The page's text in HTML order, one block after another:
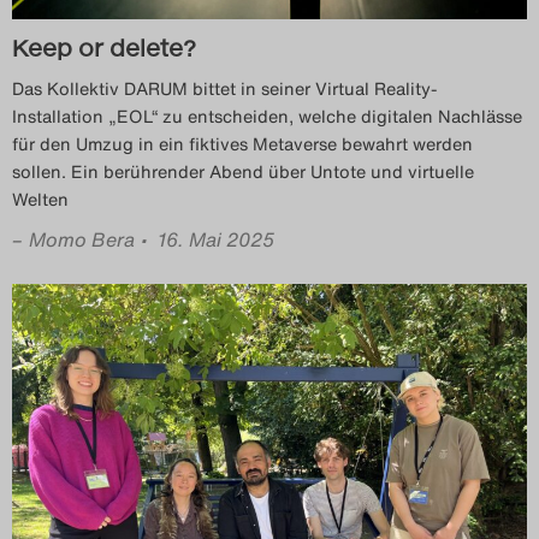
Das Theatertreffen-Blog
2023
Das Theatertreffen-Blog
2024
Das Theatertreffen-Blog
2025
Das Theatertreffen-Blog
Archiv
Impressum
Nutzungsbedingungen
Keep or delete?
Das Kollektiv DARUM bittet in seiner Virtual Reality-
Installation „EOL“ zu entscheiden, welche digitalen Nachlässe
für den Umzug in ein fiktives Metaverse bewahrt werden
sollen. Ein berührender Abend über Untote und virtuelle
Welten
– Momo Bera • 16. Mai 2025